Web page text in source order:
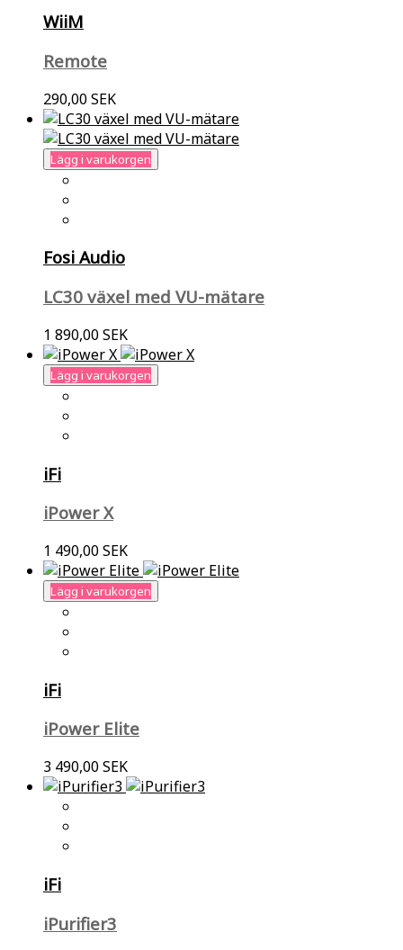
WiiM
Remote
290,00 SEK
Lägg i varukorgen
Fosi Audio
LC30 växel med VU-mätare
1 890,00 SEK
Lägg i varukorgen
iFi
iPower X
1 490,00 SEK
Lägg i varukorgen
iFi
iPower Elite
3 490,00 SEK
iFi
iPurifier3